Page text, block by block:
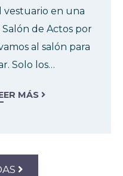
vestuario en una
de Actos por
al salón para
Solo los…
MÁS